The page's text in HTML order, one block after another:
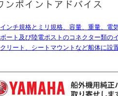
インチ規格とミリ規格、容量、重量、電
ボート及び陸電ポストのコネクター類の
クリート、シートマウントなど船体に設